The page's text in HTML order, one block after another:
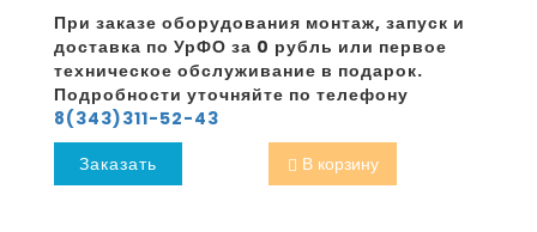
При заказе оборудования монтаж, запуск и
доставка по УрФО за 0 рубль или первое
техническое обслуживание в подарок.
Подробности уточняйте по телефону
8(343)311-52-43
Заказать
В корзину